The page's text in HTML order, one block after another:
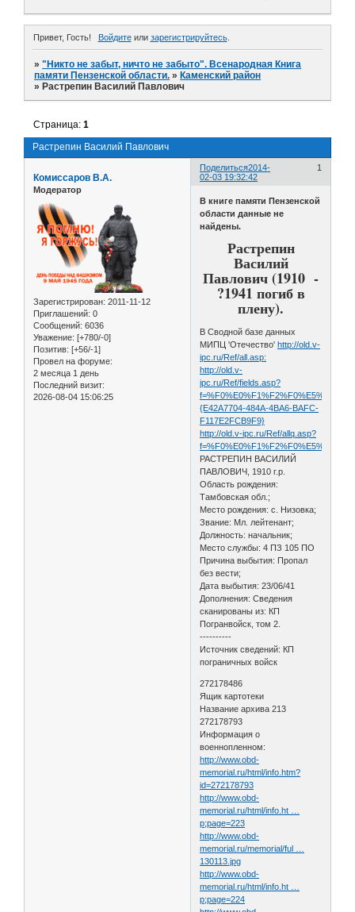
Привет, Гость! Войдитеили зарегистрируйтесь.
»"Никто не забыт, ничто не забыто". Всенародная Книга
памяти Пензенской области. » Каменский район
» Растрепин Василий Павлович
Растрепин Василий Павлович
Страница:1
Поделиться 1
2014-
02-03 19:32:42
Комиссаров В.А.
Модератор
Зарегистрирован: 2011-11-12
Приглашений: 0
Сообщений: 6036
Уважение: [+780/-0]
Позитив: [+56/-1]
Провел на форуме:
2 месяца 1 день
Последний визит:
2026-08-04 15:06:25
В книге памяти Пензенской
области данные не
найдены.
Растрепин
Василий
Павлович (1910 -
?1941 погиб в
плену).
В Сводной базе данных
МИПЦ 'Отечество'http://old.v-
ipc.ru/Ref/all.asp:
http://old.v-
ipc.ru/Ref/fields.asp?
{E42A7704-484A-4BA6-BAFC-
F117E2FCB9F9}
http://old.v-ipc.ru/Ref/allq.asp?
РАСТРЕПИН ВАСИЛИЙ
ПАВЛОВИЧ, 1910 г.р.
Область рождения:
Тамбовская обл.;
Место рождения: с. Низовка;
Звание: Мл. лейтенант;
Должность: начальник;
Место службы: 4 ПЗ 105 ПО
Причина выбытия: Пропал
без вести;
Дата выбытия: 23/06/41
Дополнения: Сведения
сканированы из: КП
Погранвойск, том 2.
----------
Источник сведений: КП
пограничных войск
272178486
Ящик картотеки
Название архива 213
272178793
Информация о
военнопленном:
http://www.obd-
memorial.ru/html/info.htm?
id=272178793
http://www.obd-
memorial.ru/html/info.ht …
p;page=223
http://www.obd-
memorial.ru/memorial/ful …
130113.jpg
http://www.obd-
memorial.ru/html/info.ht …
p;page=224